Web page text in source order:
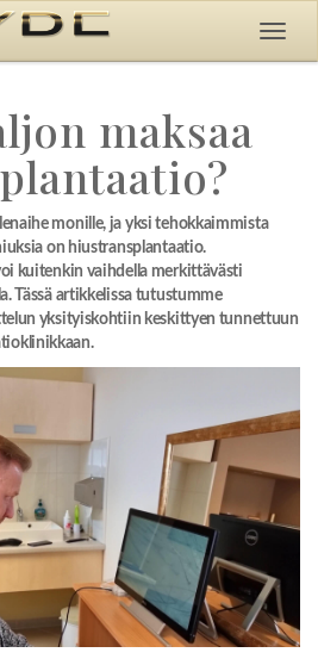
maksaa
monille, ja yksi tehokkaimmista
on hiustransplantaatio.
kuitenkin vaihdella merkittävästi
Tässä artikkelissa tutustumme
yksityiskohtiin keskittyen tunnettuun